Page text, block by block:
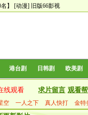
】 [动漫] 旧版66影视
港台剧 日韩剧 欧美剧
线观看 求片留言 观看
空 一人之下 真人快打
金特